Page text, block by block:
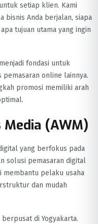
setiap klien. Kami
bisnis Anda berjalan, siapa
tujuan utama yang ingin
fondasi untuk
pemasaran online lainnya.
promosi memiliki arah
(AWM)
yang berfokus pada
solusi pemasaran digital
membantu pelaku usaha
dan mudah
di Yogyakarta.